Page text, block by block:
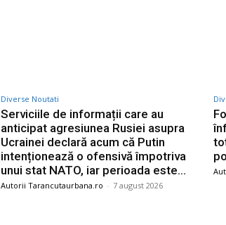
Diverse Noutati
Serviciile de informații care au
anticipat agresiunea Rusiei asupra
Ucrainei declară acum că Putin
intenționează o ofensivă împotriva
unui stat NATO, iar perioada este...
Autorii Tarancutaurbana.ro - 7 august 2026